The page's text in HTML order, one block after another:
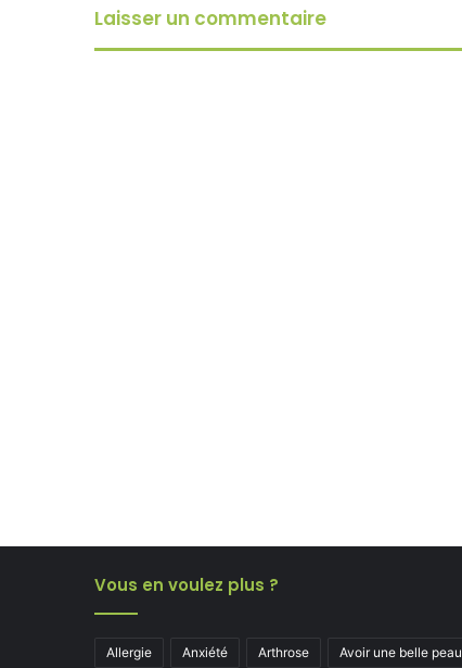
Laisser un commentaire
Vous en voulez plus ?
Allergie Anxiété Arthrose Avoir une belle peau